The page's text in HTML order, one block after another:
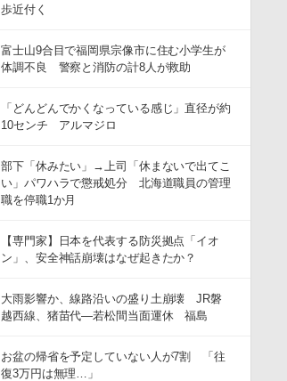
歩近付く
富士山9合目で福岡県宗像市に住む小学生が
体調不良 警察と消防の計8人が救助
「どんどんでかくなっている感じ」直径が約
10センチ アルマジロ
部下「休みたい」→上司「休まないで出てこ
い」パワハラで懲戒処分 北海道職員の管理
職を停職1か月
【専門家】日本を代表する防災拠点「イオ
ン」、安全神話崩壊はなぜ起きたか？
大雨影響か、線路沿いの盛り土崩壊 JR磐
越西線、猪苗代―若松間当面運休 福島
お盆の帰省を予定していない人が7割 「往
復3万円は無理…」